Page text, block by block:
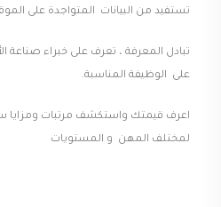
تستفيد من البيانات المتواجدة على
تبادل المعرفة ، تعرف على خبراء صناعة
على الوظيفة المناسبة.
اعرف قيمتك واستكشف مرتبات ومزايا
لمختلف المهن و المستويات